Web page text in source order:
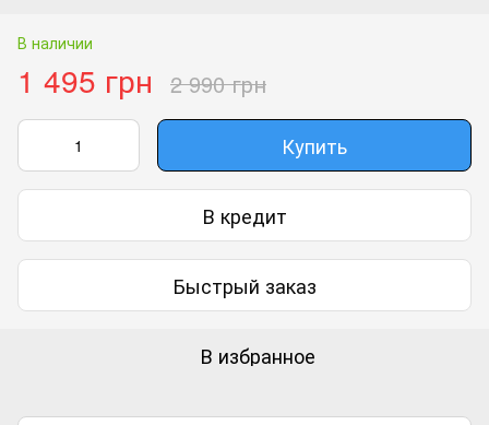
В наличии
1 495 грн 2 990 грн
Купить
В кредит
Быстрый заказ
В избранное